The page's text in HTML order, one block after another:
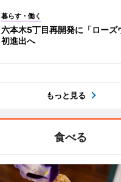
暮らす・働く
六本木5丁目再開発に「ロー
初進出へ
もっと見る
食べる